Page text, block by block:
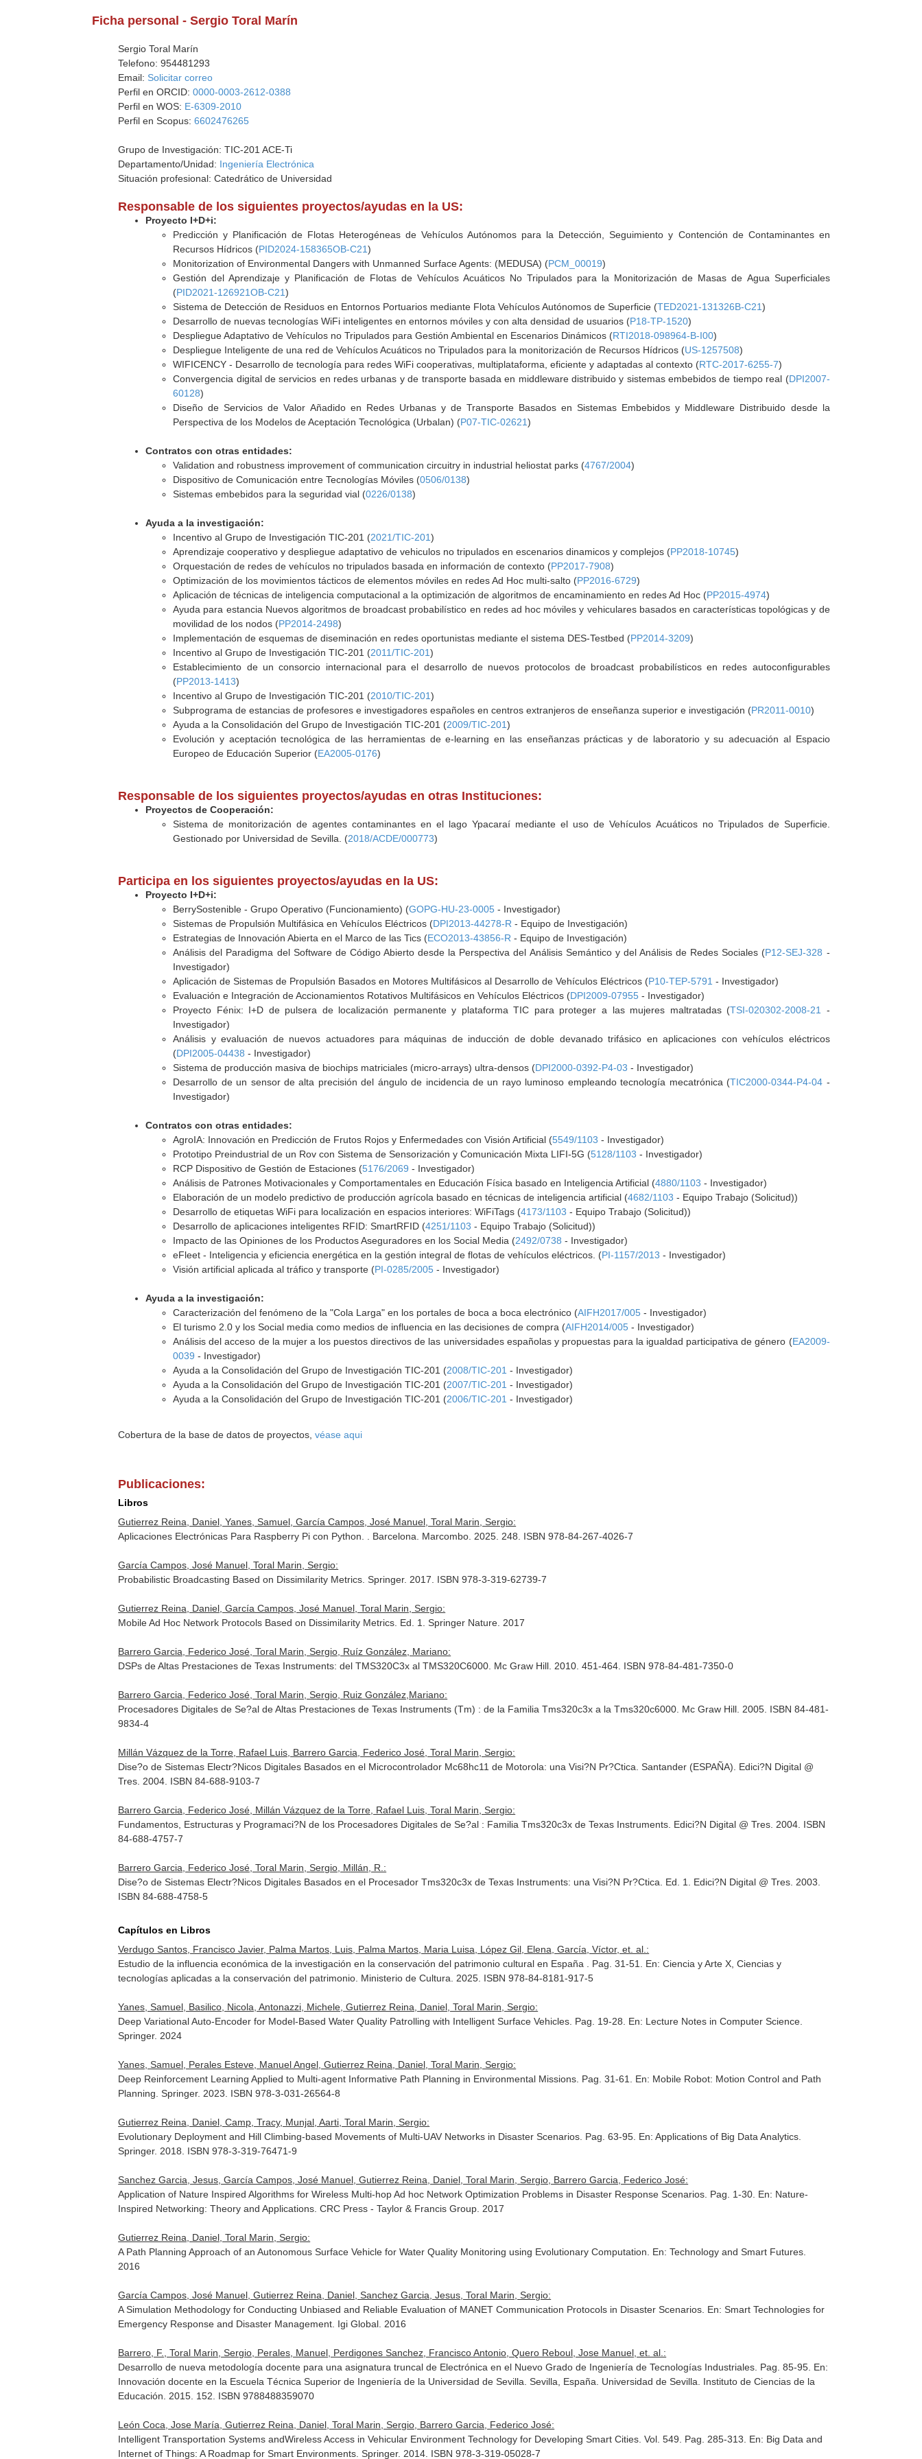
Ficha personal - Sergio Toral Marín
Sergio Toral Marín
Telefono: 954481293
Email: Solicitar correo
Perfil en ORCID:0000-0003-2612-0388
Perfil en WOS: E-6309-2010
Perfil en Scopus:6602476265
Grupo de Investigación: TIC-201 ACE-Ti
Departamento/Unidad: Ingeniería Electrónica
Situación profesional: Catedrático de Universidad
Responsable de los siguientes proyectos/ayudas en la US:
Proyecto I+D+i:
Predicción y Planificación de Flotas Heterogéneas de Vehículos Autónomos para la Detección, Seguimiento y Contención de Contaminantes en
Recursos Hídricos (PID2024-158365OB-C21)
Monitorization of Environmental Dangers with Unmanned Surface Agents: (MEDUSA) (PCM_00019)
Gestión del Aprendizaje y Planificación de Flotas de Vehículos Acuáticos No Tripulados para la Monitorización de Masas de Agua Superficiales
(PID2021-126921OB-C21)
Sistema de Detección de Residuos en Entornos Portuarios mediante Flota Vehículos Autónomos de Superficie (TED2021-131326B-C21)
Desarrollo de nuevas tecnologías WiFi inteligentes en entornos móviles y con alta densidad de usuarios (P18-TP-1520)
Despliegue Adaptativo de Vehículos no Tripulados para Gestión Ambiental en Escenarios Dinámicos (RTI2018-098964-B-I00)
Despliegue Inteligente de una red de Vehículos Acuáticos no Tripulados para la monitorización de Recursos Hídricos (US-1257508)
WIFICENCY - Desarrollo de tecnología para redes WiFi cooperativas, multiplataforma, eficiente y adaptadas al contexto (RTC-2017-6255-7)
Convergencia digital de servicios en redes urbanas y de transporte basada en middleware distribuido y sistemas embebidos de tiempo real (DPI2007-
60128)
Diseño de Servicios de Valor Añadido en Redes Urbanas y de Transporte Basados en Sistemas Embebidos y Middleware Distribuido desde la
Perspectiva de los Modelos de Aceptación Tecnológica (Urbalan) (P07-TIC-02621)
Contratos con otras entidades:
Validation and robustness improvement of communication circuitry in industrial heliostat parks (4767/2004)
Dispositivo de Comunicación entre Tecnologías Móviles (0506/0138)
Sistemas embebidos para la seguridad vial (0226/0138)
Ayuda a la investigación:
Incentivo al Grupo de Investigación TIC-201 (2021/TIC-201)
Aprendizaje cooperativo y despliegue adaptativo de vehiculos no tripulados en escenarios dinamicos y complejos (PP2018-10745)
Orquestación de redes de vehículos no tripulados basada en información de contexto (PP2017-7908)
Optimización de los movimientos tácticos de elementos móviles en redes Ad Hoc multi-salto (PP2016-6729)
Aplicación de técnicas de inteligencia computacional a la optimización de algoritmos de encaminamiento en redes Ad Hoc (PP2015-4974)
Ayuda para estancia Nuevos algoritmos de broadcast probabilístico en redes ad hoc móviles y vehiculares basados en características topológicas y de
movilidad de los nodos (PP2014-2498)
Implementación de esquemas de diseminación en redes oportunistas mediante el sistema DES-Testbed (PP2014-3209)
Incentivo al Grupo de Investigación TIC-201 (2011/TIC-201)
Establecimiento de un consorcio internacional para el desarrollo de nuevos protocolos de broadcast probabilísticos en redes autoconfigurables
(PP2013-1413)
Incentivo al Grupo de Investigación TIC-201 (2010/TIC-201)
Subprograma de estancias de profesores e investigadores españoles en centros extranjeros de enseñanza superior e investigación (PR2011-0010)
Ayuda a la Consolidación del Grupo de Investigación TIC-201 (2009/TIC-201)
Evolución y aceptación tecnológica de las herramientas de e-learning en las enseñanzas prácticas y de laboratorio y su adecuación al Espacio
Europeo de Educación Superior (EA2005-0176)
Responsable de los siguientes proyectos/ayudas en otras Instituciones:
Proyectos de Cooperación:
Sistema de monitorización de agentes contaminantes en el lago Ypacaraí mediante el uso de Vehículos Acuáticos no Tripulados de Superficie.
Gestionado por Universidad de Sevilla. (2018/ACDE/000773)
Participa en los siguientes proyectos/ayudas en la US:
Proyecto I+D+i:
BerrySostenible - Grupo Operativo (Funcionamiento) (GOPG-HU-23-0005 - Investigador)
Sistemas de Propulsión Multifásica en Vehículos Eléctricos (DPI2013-44278-R - Equipo de Investigación)
Estrategias de Innovación Abierta en el Marco de las Tics (ECO2013-43856-R - Equipo de Investigación)
Análisis del Paradigma del Software de Código Abierto desde la Perspectiva del Análisis Semántico y del Análisis de Redes Sociales (P12-SEJ-328 -
Investigador)
Aplicación de Sistemas de Propulsión Basados en Motores Multifásicos al Desarrollo de Vehículos Eléctricos (P10-TEP-5791 - Investigador)
Evaluación e Integración de Accionamientos Rotativos Multifásicos en Vehículos Eléctricos (DPI2009-07955 - Investigador)
Proyecto Fénix: I+D de pulsera de localización permanente y plataforma TIC para proteger a las mujeres maltratadas (TSI-020302-2008-21
-
Investigador)
Análisis y evaluación de nuevos actuadores para máquinas de inducción de doble devanado trifásico en aplicaciones con vehículos eléctricos
(DPI2005-04438 - Investigador)
Sistema de producción masiva de biochips matriciales (micro-arrays) ultra-densos (DPI2000-0392-P4-03 - Investigador)
Desarrollo de un sensor de alta precisión del ángulo de incidencia de un rayo luminoso empleando tecnología mecatrónica (TIC2000-0344-P4-04 -
Investigador)
Contratos con otras entidades:
AgroIA: Innovación en Predicción de Frutos Rojos y Enfermedades con Visión Artificial (5549/1103 - Investigador)
Prototipo Preindustrial de un Rov con Sistema de Sensorización y Comunicación Mixta LIFI-5G (5128/1103 - Investigador)
RCP Dispositivo de Gestión de Estaciones (5176/2069 - Investigador)
Análisis de Patrones Motivacionales y Comportamentales en Educación Física basado en Inteligencia Artificial (4880/1103 - Investigador)
Elaboración de un modelo predictivo de producción agrícola basado en técnicas de inteligencia artificial (4682/1103 - Equipo Trabajo (Solicitud))
Desarrollo de etiquetas WiFi para localización en espacios interiores: WiFiTags (4173/1103 - Equipo Trabajo (Solicitud))
Desarrollo de aplicaciones inteligentes RFID: SmartRFID (4251/1103 - Equipo Trabajo (Solicitud))
Impacto de las Opiniones de los Productos Aseguradores en los Social Media (2492/0738 - Investigador)
eFleet - Inteligencia y eficiencia energética en la gestión integral de flotas de vehículos eléctricos. (PI-1157/2013 - Investigador)
Visión artificial aplicada al tráfico y transporte (PI-0285/2005 - Investigador)
Ayuda a la investigación:
Caracterización del fenómeno de la "Cola Larga" en los portales de boca a boca electrónico (AIFH2017/005 - Investigador)
El turismo 2.0 y los Social media como medios de influencia en las decisiones de compra (AIFH2014/005 - Investigador)
Análisis del acceso de la mujer a los puestos directivos de las universidades españolas y propuestas para la igualdad participativa de género (EA2009-
0039 - Investigador)
Ayuda a la Consolidación del Grupo de Investigación TIC-201 (2008/TIC-201 - Investigador)
Ayuda a la Consolidación del Grupo de Investigación TIC-201 (2007/TIC-201 - Investigador)
Ayuda a la Consolidación del Grupo de Investigación TIC-201 (2006/TIC-201 - Investigador)
Cobertura de la base de datos de proyectos,véase aqui
Publicaciones:
Libros
Gutierrez Reina, Daniel, Yanes, Samuel, García Campos, José Manuel, Toral Marin, Sergio:
Aplicaciones Electrónicas Para Raspberry Pi con Python. . Barcelona. Marcombo. 2025. 248. ISBN 978-84-267-4026-7
García Campos, José Manuel, Toral Marin, Sergio:
Probabilistic Broadcasting Based on Dissimilarity Metrics. Springer. 2017. ISBN 978-3-319-62739-7
Gutierrez Reina, Daniel, García Campos, José Manuel, Toral Marin, Sergio:
Mobile Ad Hoc Network Protocols Based on Dissimilarity Metrics. Ed. 1. Springer Nature. 2017
Barrero Garcia, Federico José, Toral Marin, Sergio, Ruíz González, Mariano:
DSPs de Altas Prestaciones de Texas Instruments: del TMS320C3x al TMS320C6000. Mc Graw Hill. 2010. 451-464. ISBN 978-84-481-7350-0
Barrero Garcia, Federico José, Toral Marin, Sergio, Ruiz González,Mariano:
Procesadores Digitales de Se?al de Altas Prestaciones de Texas Instruments (Tm) : de la Familia Tms320c3x a la Tms320c6000. Mc Graw Hill. 2005. ISBN 84-481-
9834-4
Millán Vázquez de la Torre, Rafael Luis, Barrero Garcia, Federico José, Toral Marin, Sergio:
Dise?o de Sistemas Electr?Nicos Digitales Basados en el Microcontrolador Mc68hc11 de Motorola: una Visi?N Pr?Ctica. Santander (ESPAÑA). Edici?N Digital @
Tres. 2004. ISBN 84-688-9103-7
Barrero Garcia, Federico José, Millán Vázquez de la Torre, Rafael Luis, Toral Marin, Sergio:
Fundamentos, Estructuras y Programaci?N de los Procesadores Digitales de Se?al : Familia Tms320c3x de Texas Instruments. Edici?N Digital @ Tres. 2004. ISBN
84-688-4757-7
Barrero Garcia, Federico José, Toral Marin, Sergio, Millán, R.:
Dise?o de Sistemas Electr?Nicos Digitales Basados en el Procesador Tms320c3x de Texas Instruments: una Visi?N Pr?Ctica. Ed. 1. Edici?N Digital @ Tres. 2003.
ISBN 84-688-4758-5
Capítulos en Libros
Verdugo Santos, Francisco Javier, Palma Martos, Luis, Palma Martos, Maria Luisa, López Gil, Elena, García, Víctor, et. al.:
Estudio de la influencia económica de la investigación en la conservación del patrimonio cultural en España . Pag. 31-51. En: Ciencia y Arte X, Ciencias y
tecnologías aplicadas a la conservación del patrimonio . Ministerio de Cultura. 2025. ISBN 978-84-8181-917-5
Yanes, Samuel, Basilico, Nicola, Antonazzi, Michele, Gutierrez Reina, Daniel, Toral Marin, Sergio:
Deep Variational Auto-Encoder for Model-Based Water Quality Patrolling with Intelligent Surface Vehicles. Pag. 19-28. En: Lecture Notes in Computer Science
Springer. 2024
Yanes, Samuel, Perales Esteve, Manuel Angel, Gutierrez Reina, Daniel, Toral Marin, Sergio:
Deep Reinforcement Learning Applied to Multi-agent Informative Path Planning in Environmental Missions. Pag. 31-61. En: Mobile Robot: Motion Control and Path
Planning . Springer. 2023. ISBN 978-3-031-26564-8
Gutierrez Reina, Daniel, Camp, Tracy, Munjal, Aarti, Toral Marin, Sergio:
Evolutionary Deployment and Hill Climbing-based Movements of Multi-UAV Networks in Disaster Scenarios. Pag. 63-95. En: Applications of Big Data Analytics
Springer. 2018. ISBN 978-3-319-76471-9
Sanchez Garcia, Jesus, García Campos, José Manuel, Gutierrez Reina, Daniel, Toral Marin, Sergio, Barrero Garcia, Federico José:
Application of Nature Inspired Algorithms for Wireless Multi-hop Ad hoc Network Optimization Problems in Disaster Response Scenarios. Pag. 1-30. En: Nature-
Inspired Networking: Theory and Applications . CRC Press - Taylor & Francis Group. 2017
Gutierrez Reina, Daniel, Toral Marin, Sergio:
A Path Planning Approach of an Autonomous Surface Vehicle for Water Quality Monitoring using Evolutionary Computation. En: Technology and Smart Futures
2016
García Campos, José Manuel, Gutierrez Reina, Daniel, Sanchez Garcia, Jesus, Toral Marin, Sergio:
A Simulation Methodology for Conducting Unbiased and Reliable Evaluation of MANET Communication Protocols in Disaster Scenarios. En: Smart Technologies for
Emergency Response and Disaster Management . Igi Global. 2016
Barrero, F., Toral Marin, Sergio, Perales, Manuel, Perdigones Sanchez, Francisco Antonio, Quero Reboul, Jose Manuel, et. al.:
Desarrollo de nueva metodología docente para una asignatura truncal de Electrónica en el Nuevo Grado de Ingeniería de Tecnologías Industriales. Pag. 85-95. En:
Innovación docente en la Escuela Técnica Superior de Ingeniería de la Universidad de Sevilla . Sevilla, España. Universidad de Sevilla. Instituto de Ciencias de la
Educación. 2015. 152. ISBN 9788488359070
León Coca, Jose María, Gutierrez Reina, Daniel, Toral Marin, Sergio, Barrero Garcia, Federico José:
Intelligent Transportation Systems andWireless Access in Vehicular Environment Technology for Developing Smart Cities. Vol. 549. Pag. 285-313. En: Big Data and
Internet of Things: A Roadmap for Smart Environments . Springer. 2014. ISBN 978-3-319-05028-7